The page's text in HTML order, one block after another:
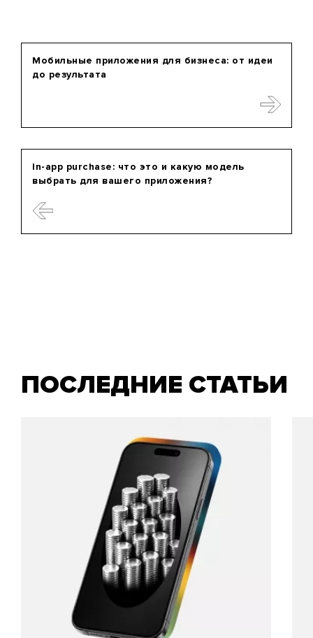
In-app purchase: что это и какую модель
выбрать для вашего приложения?
Мобильные приложения для бизнеса: от идеи
до результата
ПОСЛЕДНИЕ СТАТЬИ